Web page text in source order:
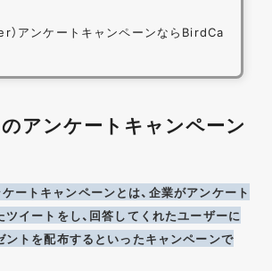
）アンケートキャンペーンならBirdCa
アンケートキャンペーン
ートキャンペーンとは、企業がアンケート
イートをし、回答してくれたユーザーに
ントを配布するといったキャンペーンで